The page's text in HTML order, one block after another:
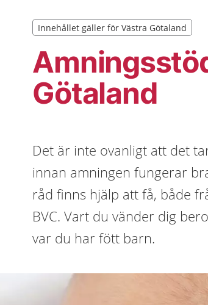
Götaland
Innehållet gäller för Västra Götaland
Innehållet gäller för Västra Götaland
Det är inte ovanligt att det
innan amningen fungerar
råd finns hjälp att få, både
BVC. Vart du vänder dig
var du har fött barn.